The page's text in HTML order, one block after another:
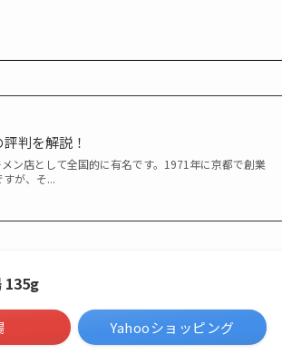
判を解説！
ン店として全国的に有名です。1971年に京都で創業
が、そ...
135g
Yahooショッピング